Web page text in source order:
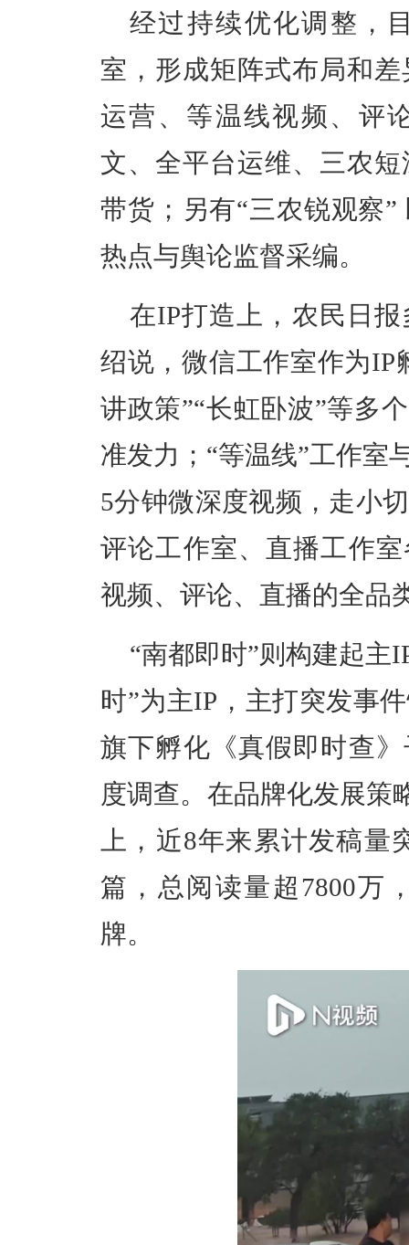
经过持续优化调整，
室， 形成矩阵式布局和
运营、等温线视频、评
文、全平台运维、三农
带货；另有“三农锐观察
热点与舆论监督采编。
在IP打造上，农民日
绍说，微信工作室作为IP
讲政策”“长虹卧波”等多
准发力；“等温线”工作室
5分钟微深度视频，走小
评论工作室、直播工作
视频、评论、直播的全品
“南都即时”则构建起主
时”为主IP，主打突发事
旗下孵化《真假即时查
度调查。 在品牌化发展策
上，近8年来累计发稿量
篇，总阅读量超7800万
牌。